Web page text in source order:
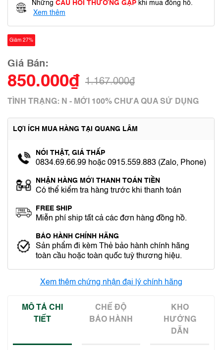
Những CÂU HỎI THƯỜNG GẶP khi mua đồng hồ.
Xem thêm
Giảm 27%
Giá Bán:
850.000₫ 1.167.000₫
TÌNH TRẠNG: N - MỚI 100% CHƯA QUA SỬ DỤNG
LỢI ÍCH MUA HÀNG TẠI QUANG LÂM
NÓI THẬT, GIÁ THẤP
0834.69.66.99 hoặc 0915.559.883 (Zalo, Phone)
NHẬN HÀNG MỚI THANH TOÁN TIỀN
Có thể kiểm tra hàng trước khi thanh toán
FREE SHIP
Miễn phí ship tất cả các đơn hàng đồng hồ.
BẢO HÀNH CHÍNH HÃNG
Sản phẩm đi kèm Thẻ bảo hành chính hãng
toàn cầu hoặc toàn quốc tuỳ thương hiệu.
Xem thêm chứng nhận đại lý chính hãng
MÔ TẢ CHI
TIẾT
CHẾ ĐỘ
BẢO HÀNH
KHO
HƯỚNG
DẪN